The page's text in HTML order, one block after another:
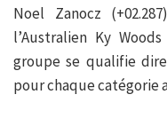
Noel Zanocz
l’Australien Ky
groupe se qualifie
pour chaque catégorie